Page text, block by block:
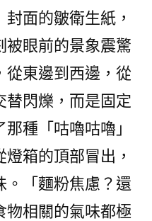
封面的皺衛生紙，
被眼前的景象震驚
從東邊到西邊，從
替閃爍，而是固定
種「咕嚕咕嚕」
箱的頂部冒出，
「麵粉焦慮？還
物相關的氣味都極